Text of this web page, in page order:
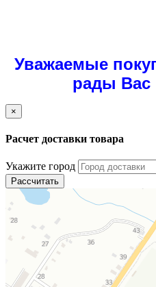
Уважаемые
рады Вас
×
Расчет доставки товара
Укажите город
Рассчитать